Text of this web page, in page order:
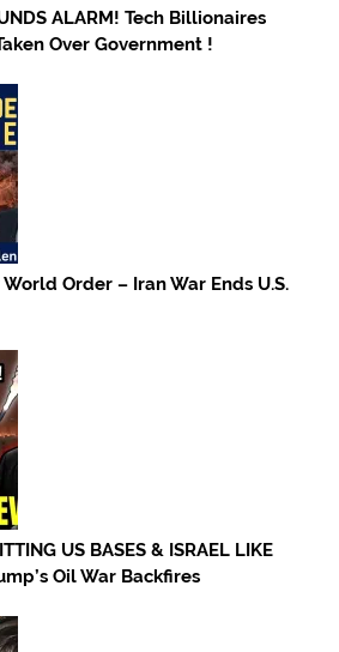
ALARM! Tech Billionaires
Over Government !
Order – Iran War Ends U.S.
US BASES & ISRAEL LIKE
Oil War Backfires